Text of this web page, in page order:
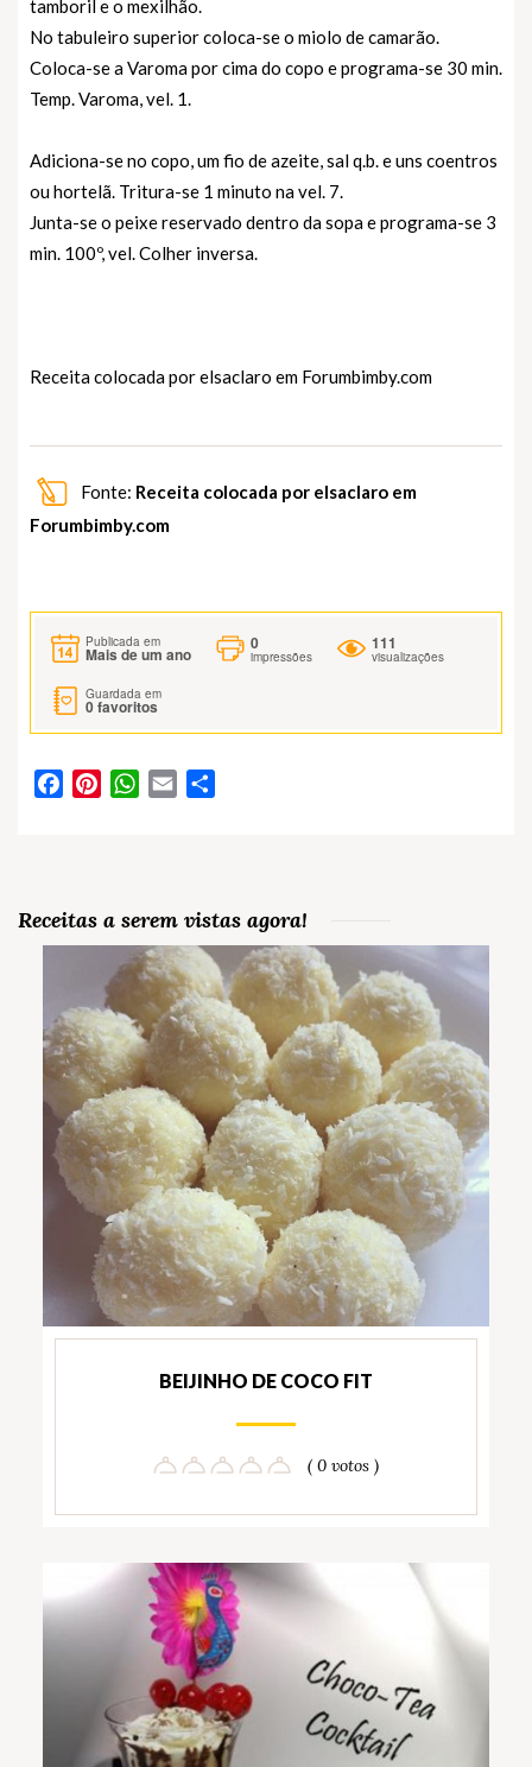
tamboril e o mexilhão.
No tabuleiro superior coloca-se o miolo de camarão.
Coloca-se a Varoma por cima do copo e programa-se 30 min.
Temp. Varoma, vel. 1.
Adiciona-se no copo, um fio de azeite, sal q.b. e uns coentros
ou hortelã. Tritura-se 1 minuto na vel. 7.
Junta-se o peixe reservado dentro da sopa e programa-se 3
min. 100º, vel. Colher inversa.
Receita colocada por elsaclaro em Forumbimby.com
Fonte: Receita colocada por elsaclaro em
Forumbimby.com
Publicada em
Mais de um ano
0
impressões
111
visualizações
Guardada em
0favoritos
FacebookPinterestWhatsApp
Email
Receitas a serem vistas agora!
BEIJINHO DE COCO FIT
( 0 votos )